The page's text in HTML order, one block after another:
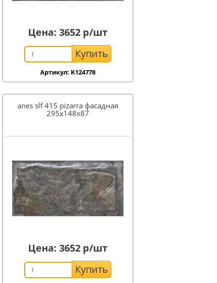
Цена: 3652 р/шт
Купить
Артикул: K124778
anes slf 415 pizarra фасадная
295x148х87
Цена: 3652 р/шт
Купить